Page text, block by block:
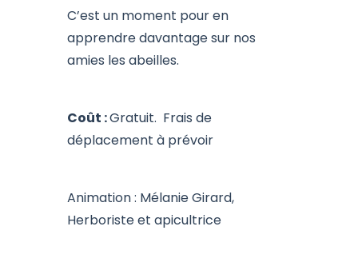
C’est un moment pour en
apprendre davantage sur nos
amies les abeilles.
Coût :Gratuit. Frais de
déplacement à prévoir
Animation : Mélanie Girard,
Herboriste et apicultrice